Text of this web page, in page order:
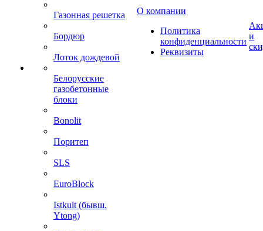
Газонная решетка
Бордюр
Лоток дождевой
Белорусские
газобетонные
блоки
Bonolit
Поритеп
SLS
EuroBlock
Istkult (бывш.
Ytong)
О компании
Политика
конфиденциальности
Реквизиты
и